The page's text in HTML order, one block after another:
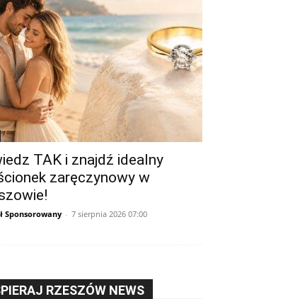
TAK i znajdź idealny
zaręczynowy w
Sponsorowany - 7 sierpnia 2026 07:00
RZESZÓW NEWS